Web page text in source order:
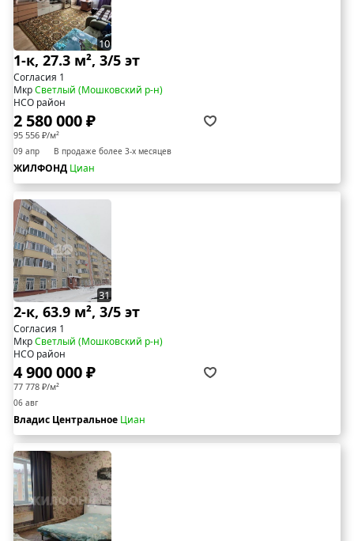
10
1-к, 27.3 м², 3/5 эт
Согласия 1
МкрСветлый (Мошковский р-н)
НСО район
2 580 000 ₽
95 556 ₽/м²
09 апр В продаже более 3-х месяцев
ЖИЛФОНД Циан
31
2-к, 63.9 м², 3/5 эт
Согласия 1
МкрСветлый (Мошковский р-н)
НСО район
4 900 000 ₽
77 778 ₽/м²
06 авг
Владис Центральное Циан